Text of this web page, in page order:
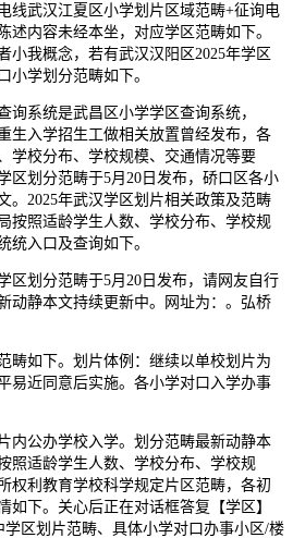
线武汉江夏区小学划片区域范畴+征询电
述内容未经本坐，对应学区范畴如下。
小我概念，若有武汉汉阳区2025年学区
小学划分范畴如下。
系统是武昌区小学学区查询系统，
生入学招生工做相关放置曾经发布，各
学校分布、学校规模、交通情况等要
区划分范畴于5月20日发布，硚口区各小
。2025年武汉学区划片相关政策及范畴
按照适龄学生人数、学校分布、学校规
统入口及查询如下。
划分范畴于5月20日发布，请网友自行
动静本文持续更新中。网址为：。弘桥
如下。划片体例：继续以单校划片为
易近同意后实施。各小学对口入学办事
公办学校入学。划分范畴最新动静本
照适龄学生人数、学校分布、学校规
权利教育学校科学规定片区范畴，各初
如下。关心后正在对话框答复【学区】
学区划片范畴、具体小学对口办事小区/楼